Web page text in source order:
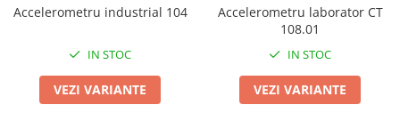
Măsurători termoviziune
Testări la vibrații
Vibrometre
Analizoare achiziții de date
Calibratoare
Măsurători geometrice
Măsurători termoviziune
Locomotive de manevră
Elevatoare mobile
Platforme de ridicare cu boghiuri
Senzori Willow
Senzori cu fir (Wired)
Accelerometre IEPE uniaxiale
Accelerometre IEPE triaxiale
VibraSens
Accelerometru industrial 104
IN STOC
VEZI VARIANTE
Accelerometru laborator CT
108.01
IN STOC
VEZI VARIANTE